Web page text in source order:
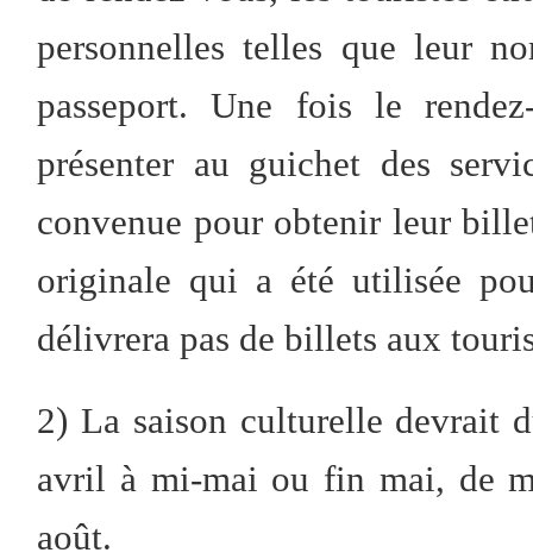
personnelles telles que leur
passeport. Une fois le
présenter au guichet des
convenue pour obtenir leur
originale qui a été utilisée
délivrera pas de billets aux
2) La saison culturelle devrait
avril à mi-mai ou fin mai, de
août.